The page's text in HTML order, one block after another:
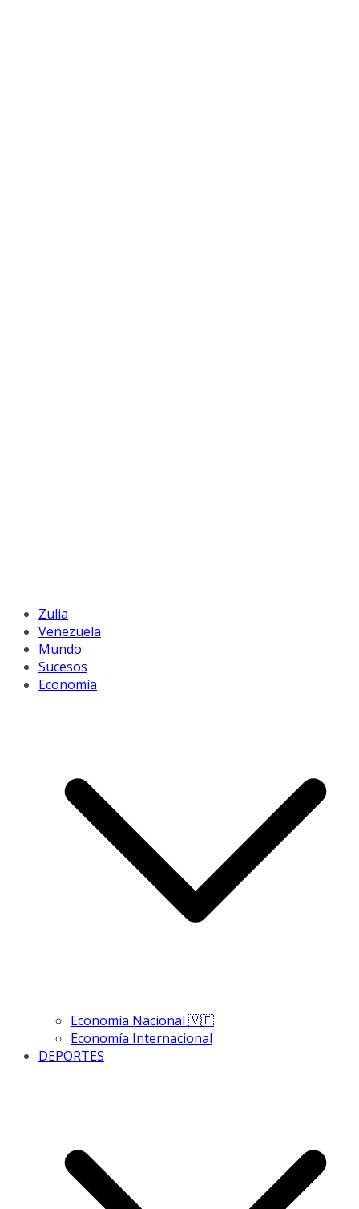
Zulia
Venezuela
Mundo
Sucesos
Economía
Economía Nacional 🇻🇪
Economía Internacional
DEPORTES